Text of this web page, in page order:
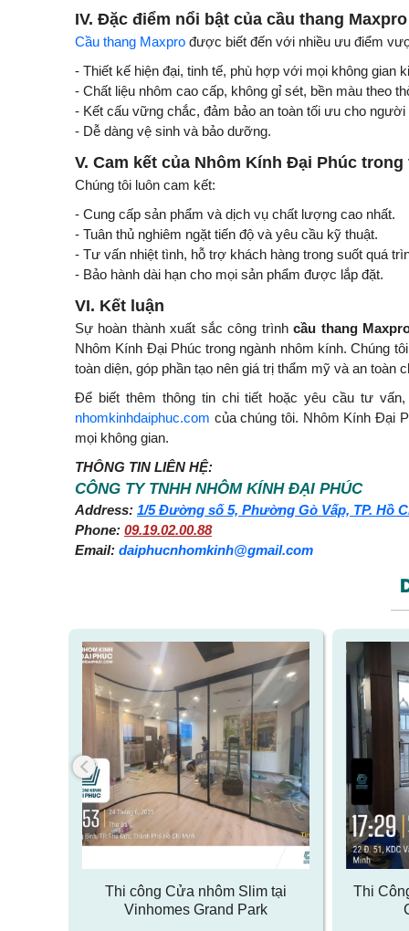
IV. Đặc điểm nổi bật của cầu thang Maxpro
Cầu thang Maxpro được biết đến với nhiều ưu điểm
- Thiết kế hiện đại, tinh tế, phù hợp với mọi không gian
- Chất liệu nhôm cao cấp, không gỉ sét, bền màu theo
- Kết cấu vững chắc, đảm bảo an toàn tối ưu cho người
- Dễ dàng vệ sinh và bảo dưỡng.
V. Cam kết của Nhôm Kính Đại Phúc
Chúng tôi luôn cam kết:
- Cung cấp sản phẩm và dịch vụ chất lượng cao nhất.
- Tuân thủ nghiêm ngặt tiến độ và yêu cầu kỹ thuật.
- Tư vấn nhiệt tình, hỗ trợ khách hàng trong suốt quá
- Bảo hành dài hạn cho mọi sản phẩm được lắp đặt.
VI. Kết luận
Sự hoàn thành xuất sắc công trìnhcầu thang
Nhôm Kính Đại Phúc trong ngành nhôm kính. Chúng
toàn diện, góp phần tạo nên giá trị thẩm mỹ và an toàn
Để biết thêm thông tin chi tiết hoặc yêu cầu tư
nhomkinhdaiphuc.com của chúng tôi. Nhôm Kính Đại
mọi không gian.
THÔNG TIN LIÊN HỆ:
CÔNG TY TNHH NHÔM KÍNH ĐẠI PHÚC
Address: 1/5 Đường số 5, Phường Gò Vấp, TP. Hồ
Phone: 09.19.02.00.88
Email: daiphucnhomkinh@gmail.com
Thi công Cửa nhôm Slim tại
Vinhomes Grand Park
Thi